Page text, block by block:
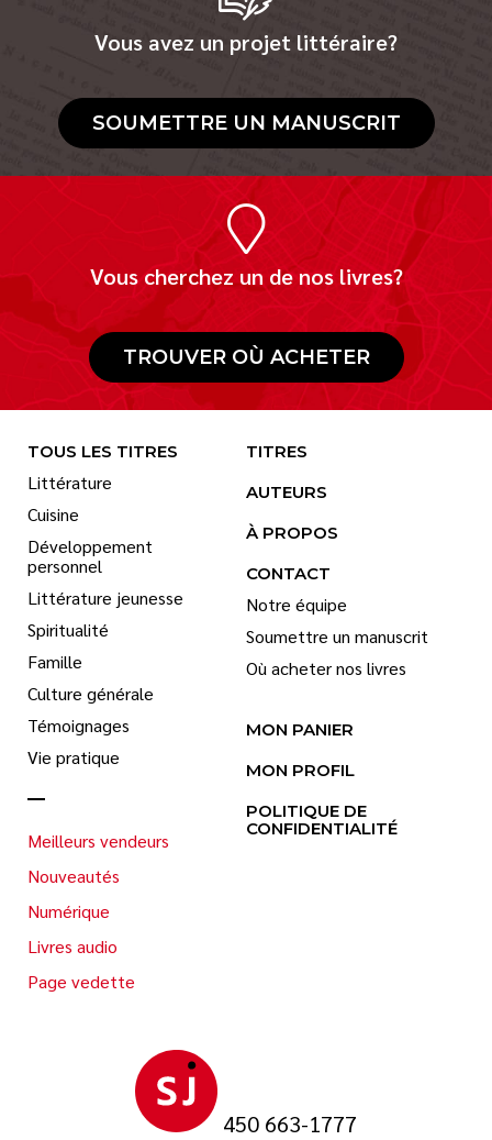
Vous avez un projet littéraire?
SOUMETTRE UN MANUSCRIT
Vous cherchez un de nos livres?
TROUVER OÙ ACHETER
450 663-1777
TOUS LES TITRES
Littérature
Cuisine
Développement
personnel
Littérature jeunesse
Spiritualité
Famille
Culture générale
Témoignages
Vie pratique
Meilleurs vendeurs
Nouveautés
Numérique
Livres audio
Page vedette
TITRES
AUTEURS
À PROPOS
CONTACT
Notre équipe
Soumettre un manuscrit
Où acheter nos livres
MON PANIER
MON PROFIL
POLITIQUE DE
CONFIDENTIALITÉ